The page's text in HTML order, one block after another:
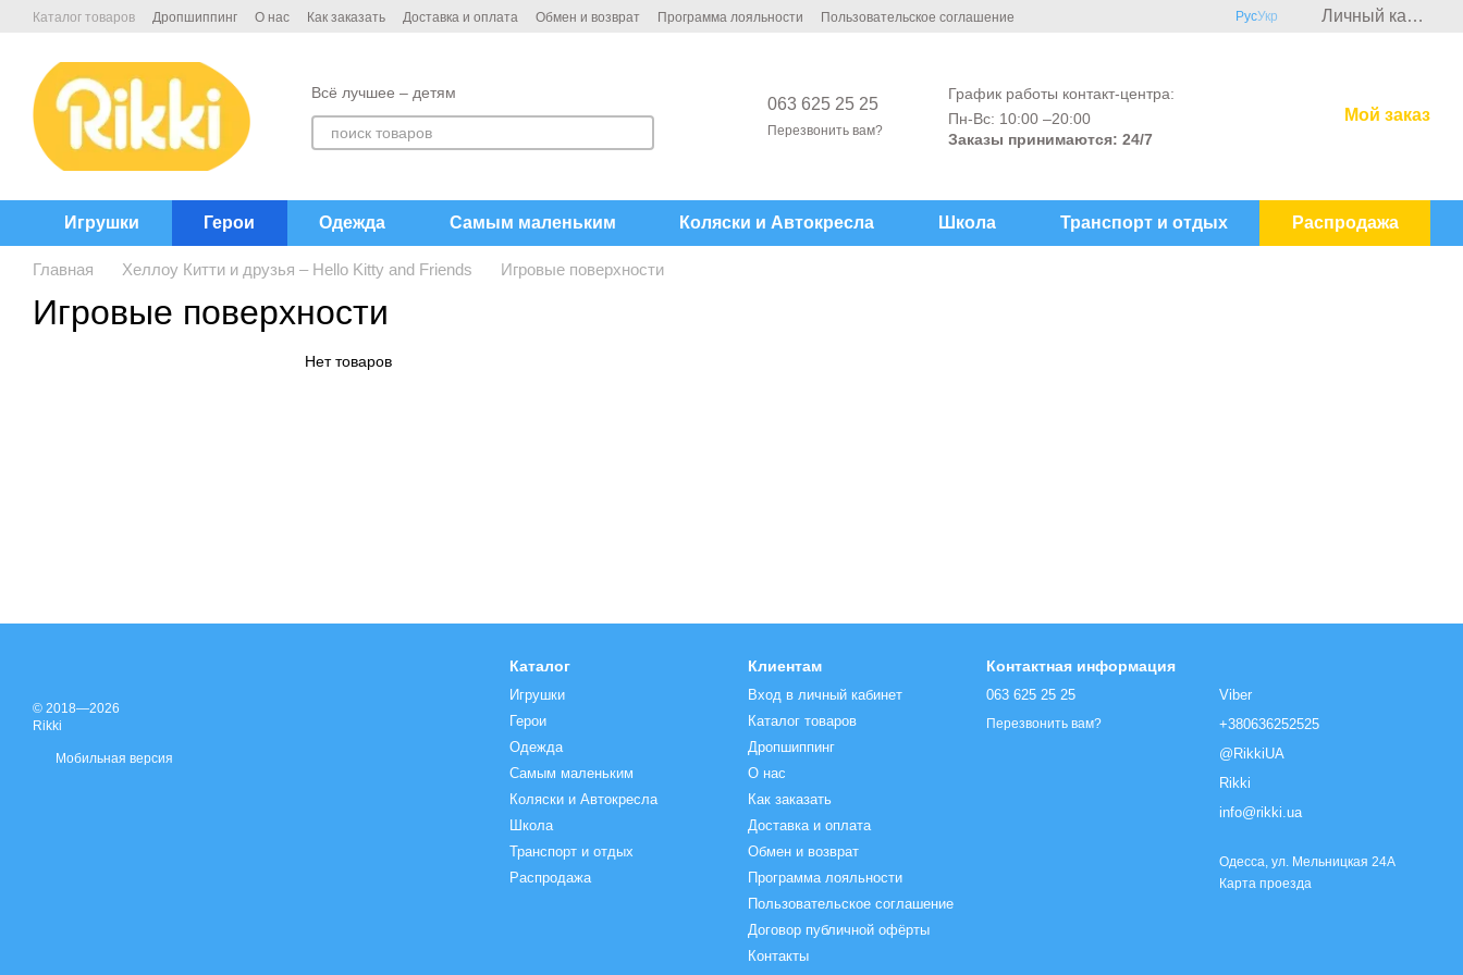
Перейти к основному контенту
Каталог товаров Дропшиппинг О нас Как заказать Доставка и оплата Обмен и возврат Программа лояльности
Пользовательское соглашение
РусУкр Личный кабинет
Всё лучшее – детям
063 625 25 25
Перезвонить вам?
График работы контакт-центра:
Пн-Вс: 10:00 –20:00
Заказы принимаются: 24/7
Мой заказ
Игрушки Герои Одежда Самым маленьким Коляски и Автокреcла Школа Транспорт и отдых Распродажа
Главная Хеллоу Китти и друзья – Hello Kitty and Friends Игровые поверхности
Игровые поверхности
Нет товаров
© 2018—2026
Rikki
Мобильная версия
Каталог
Игрушки
Герои
Одежда
Самым маленьким
Коляски и Автокреcла
Школа
Транспорт и отдых
Распродажа
Клиентам
Вход в личный кабинет
Каталог товаров
Дропшиппинг
О нас
Как заказать
Доставка и оплата
Обмен и возврат
Программа лояльности
Пользовательское соглашение
Договор публичной офёрты
Контакты
Контактная информация
063 625 25 25
Перезвонить вам?
Viber
+380636252525
@RikkiUA
Rikki
info@rikki.ua
Одесса, ул. Мельницкая 24А
Карта проезда